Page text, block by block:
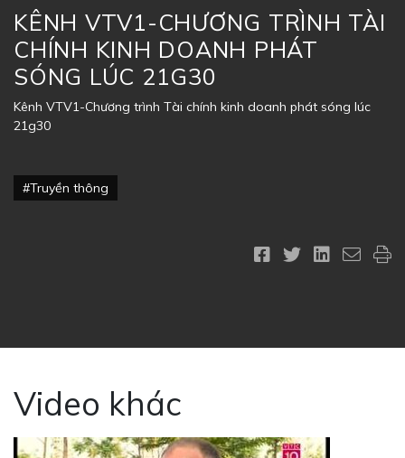
KÊNH VTV1-CHƯƠNG TRÌNH TÀI
CHÍNH KINH DOANH PHÁT
SÓNG LÚC 21G30
Kênh VTV1-Chương trình Tài chính kinh doanh phát sóng lúc
21g30
#Truyền thông
Video khác